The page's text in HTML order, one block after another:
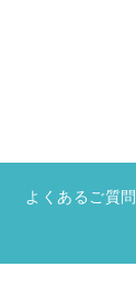
よくあるご質問